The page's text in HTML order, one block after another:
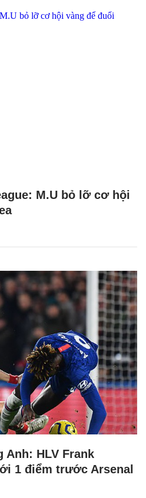
M.U bỏ lỡ cơ hội
Anh: HLV Frank
1 điểm trước Arsenal